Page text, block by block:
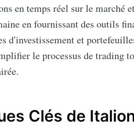
en temps réel sur le marché
en fournissant des outils
d'investissement et
le processus de trading
Clés de